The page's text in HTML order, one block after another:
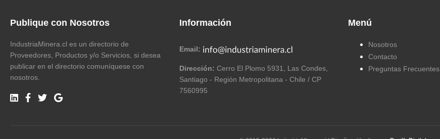
Publique con Nosotros
IndustriaMinera.cl es un directorio de
Proveedores, Productos y/o Servicios, si desea
publicar en el directorio comuníquese con
nosotros.
Información
Email:
Dirección: Cerro El Plomo 5931, Las Condes,
Santiago - Región Metropolitana - Chile / CP
7560995
Menú
Nosotros
Contacto
Preguntas Frecuentes